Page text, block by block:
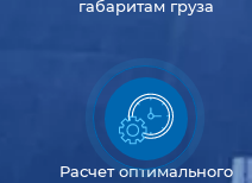
габаритам груза
Расчет оптимального